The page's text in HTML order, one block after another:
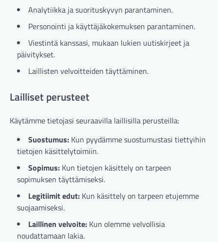
Analytiikka ja suorituskyvyn parantaminen.
Personointi ja käyttäjäkokemuksen parantaminen.
Viestintä kanssasi, mukaan lukien uutiskirjeet ja
päivitykset.
Laillisten velvoitteiden täyttäminen.
Lailliset perusteet
Käytämme tietojasi seuraavilla laillisilla perusteilla:
Suostumus: Kun pyydämme suostumustasi tiettyihin
tietojen käsittelytoimiin.
Sopimus: Kun tietojen käsittely on tarpeen
sopimuksen täyttämiseksi.
Legitiimit edut: Kun käsittely on tarpeen etujemme
suojaamiseksi.
Laillinen velvoite: Kun olemme velvollisia
noudattamaan lakia.